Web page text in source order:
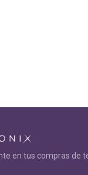
en tus compras de